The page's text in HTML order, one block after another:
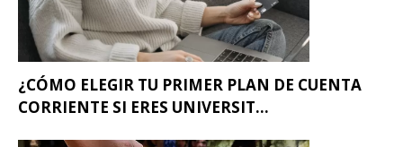
¿CÓMO ELEGIR TU PRIMER PLAN DE CUENTA
CORRIENTE SI ERES UNIVERSIT...